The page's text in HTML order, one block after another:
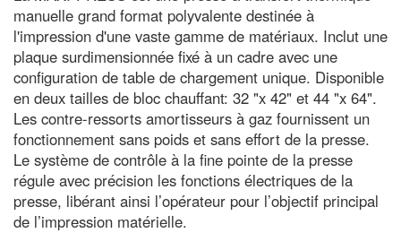
manuelle grand format polyvalente destinée à
l'impression d'une vaste gamme de matériaux. Inclut une
plaque surdimensionnée fixé à un cadre avec une
configuration de table de chargement unique. Disponible
en deux tailles de bloc chauffant: 32 "x 42" et 44 "x 64".
Les contre-ressorts amortisseurs à gaz fournissent un
fonctionnement sans poids et sans effort de la presse.
Le système de contrôle à la fine pointe de la presse
régule avec précision les fonctions électriques de la
presse, libérant ainsi l’opérateur pour l’objectif principal
de l’impression matérielle.